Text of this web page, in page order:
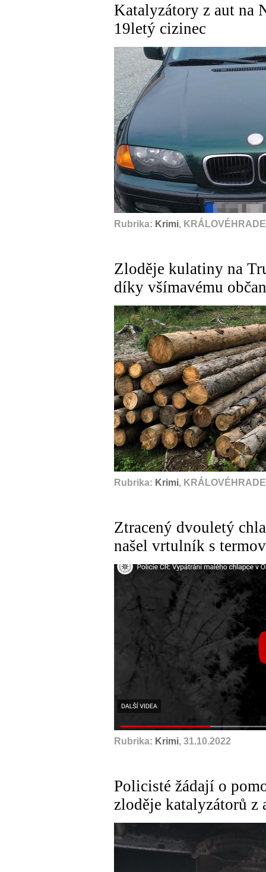
Katalyzátory z aut na
19letý cizinec
Rubrika: Krimi,
Zloděje kulatiny na
díky všímavému
Rubrika: Krimi,
Ztracený dvouletý
našel vrtulník s
Rubrika: Krimi, 31.10.2022
Policisté žádají o
zloděje katalyzátorů z